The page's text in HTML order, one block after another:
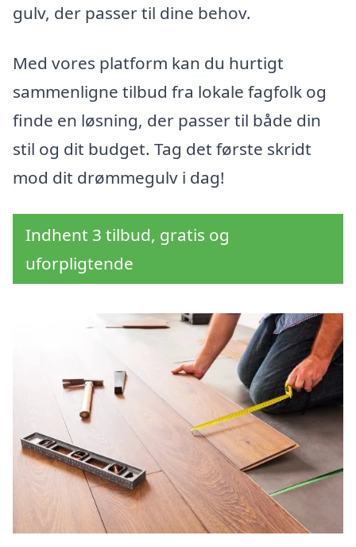
gulv, der passer til dine behov.
Med vores platform kan du hurtigt
sammenligne tilbud fra lokale fagfolk og
finde en løsning, der passer til både din
stil og dit budget. Tag det første skridt
mod dit drømmegulv i dag!
Indhent 3 tilbud, gratis og
uforpligtende